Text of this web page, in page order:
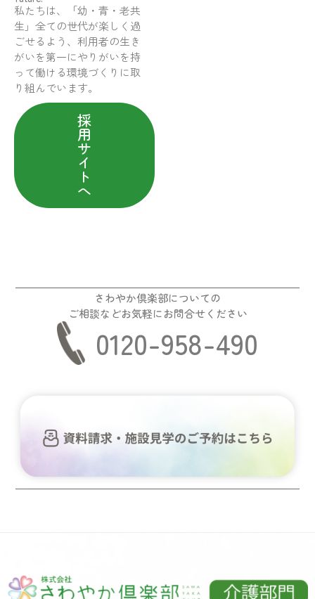
私たちは、「幼・青・老共
生」全ての世代が楽しく過
ごせるよう、利用者の生き
がいを第一にやりがいを持
って働ける環境づくりに取
り組んでいます。
採
用
サ
イ
ト
へ
さわやか倶楽部についての
ご相談などお気軽にお問合せください
0120-958-490